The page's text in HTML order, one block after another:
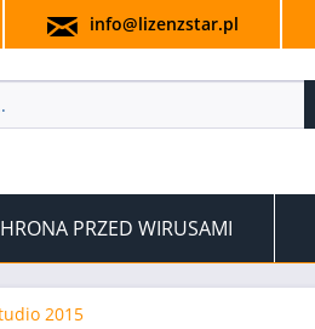
info@lizenzstar.pl
PRZED WIRUSAMI
2015